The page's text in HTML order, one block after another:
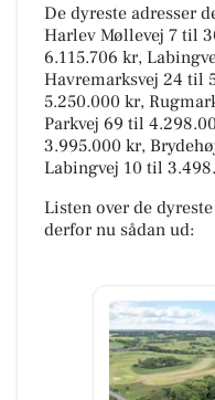
De dyreste adresser
Harlev Møllevej 7 til
6.115.706 kr,
Havremarksvej 24 til
5.250.000 kr,
Parkvej 69 til
3.995.000 kr,
Labingvej 10 til
Listen over de
derfor nu sådan ud: